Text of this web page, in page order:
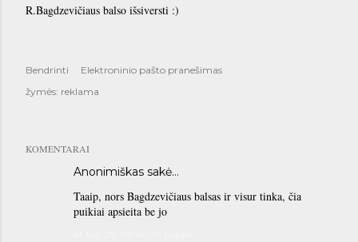
R.Bagdzevičiaus balso išsiversti :)
Bendrinti
Elektroninio pašto pranešimas
žymės: reklama
KOMENTARAI
Anonimiškas sakė…
Taaip, nors Bagdzevičiaus balsas ir visur tinka, čia
puikiai apsieita be jo